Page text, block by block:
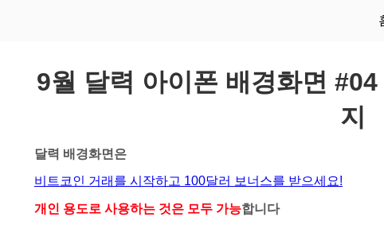
9월 달력 아이폰 배경화면
지
달력 배경화면은
비트코인 거래를 시작하고 100달러 보너스를 받으세요!
개인 용도로 사용하는 것은 모두 가능합니다